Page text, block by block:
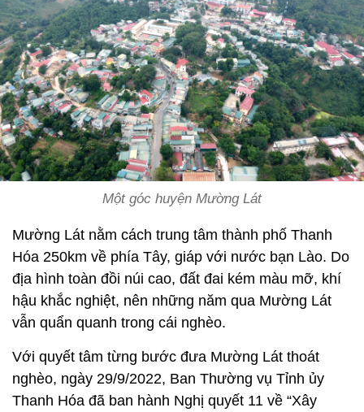
Một góc huyện Mường Lát
Mường Lát nằm cách trung tâm thành phố Thanh
Hóa 250km về phía Tây, giáp với nước bạn Lào. Do
địa hình toàn đồi núi cao, đất đai kém màu mỡ, khí
hậu khắc nghiệt, nên những năm qua Mường Lát
vẫn quẩn quanh trong cái nghèo.
Với quyết tâm từng bước đưa Mường Lát thoát
nghèo, ngày 29/9/2022, Ban Thường vụ Tỉnh ủy
Thanh Hóa đã ban hành Nghị quyết 11 về “Xây